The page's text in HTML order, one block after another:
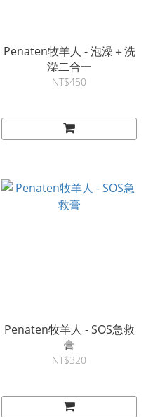
Penaten牧羊人 - 泡澡＋洗
澡二合一
NT$450
Penaten牧羊人 - SOS急救
膏
NT$320